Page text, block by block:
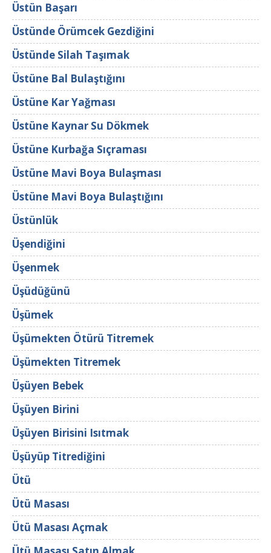
Üstün Başarı
Üstünde Örümcek Gezdiğini
Üstünde Silah Taşımak
Üstüne Bal Bulaştığını
Üstüne Kar Yağması
Üstüne Kaynar Su Dökmek
Üstüne Kurbağa Sıçraması
Üstüne Mavi Boya Bulaşması
Üstüne Mavi Boya Bulaştığını
Üstünlük
Üşendiğini
Üşenmek
Üşüdüğünü
Üşümek
Üşümekten Ötürü Titremek
Üşümekten Titremek
Üşüyen Bebek
Üşüyen Birini
Üşüyen Birisini Isıtmak
Üşüyüp Titrediğini
Ütü
Ütü Masası
Ütü Masası Açmak